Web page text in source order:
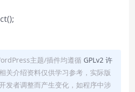
主题/插件均遵循 GPLv2 许
关介绍资料仅供学习参考，实际版
发者调整而产生变化，如程序中涉